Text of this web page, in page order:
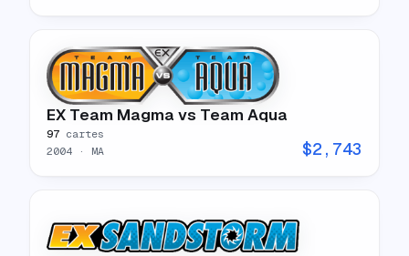
EX Team Magma vs Team Aqua
97 cartes
2004 · MA $2,743